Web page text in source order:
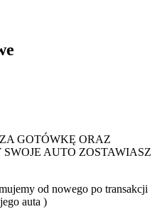
GOTÓWKĘ ORAZ
AUTO ZOSTAWIASZ
od nowego po transakcji
auta )